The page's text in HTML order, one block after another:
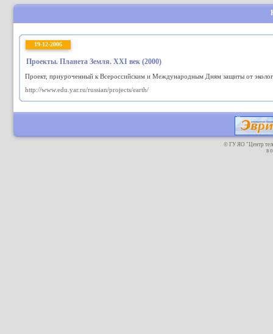
19-12-2006
Проекты. Планета Земля. ХХI век (2000)
Проект, приуроченный к Всероссийским и Международным Дням защиты от
http://www.edu.yar.ru/russian/projects/earth/
© ГУ ЯО "Центр
в